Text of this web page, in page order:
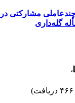
مشارکتی در
گله‌داری